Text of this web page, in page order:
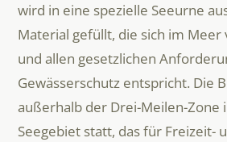
wird in eine spezielle Seeurne
Material gefüllt, die sich im Meer
und allen gesetzlichen
Gewässerschutz entspricht. Die
außerhalb der Drei-Meilen-Zone
Seegebiet statt, das für Freizeit-